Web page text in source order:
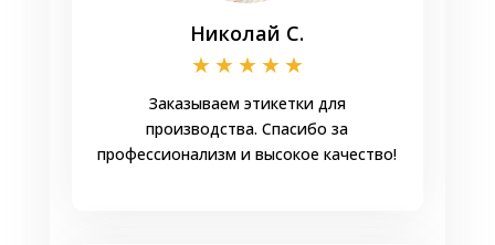
Николай С.
★★★★★
Заказываем этикетки для
производства. Спасибо за
профессионализм и высокое качество!